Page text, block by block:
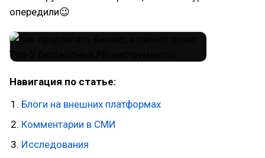
опередили😉
Навигация по статье:
Блоги на внешних платформах
Комментарии в СМИ
Исследования